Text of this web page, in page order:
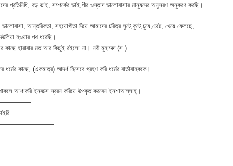
প্রতিনিধি, বড় ভাই, সম্পর্কের ভাই,পীর ওস্তাদ ভালোবাসার মানুষদের অনুসরণ অনুকরণ করছি।
আন্তরিকতা, সহযোগীতা দিয়ে আমাদের চরিত্র লুটে,কুটে,চুষে,চেটে, খেয়ে ফেলছে,
হওয়ার পথ ধরেছি।
কাছে হারাবার মত আর কিছুই রইলো না। নবী মুহাম্মদ (স:)
কাছে, (একমাত্র) আদর্শ হিসেবে গ্রহণ করি ধর্মের বার্তাবাহককে।
আশাক‌রি ইনবক্সে স্বরন করিয়ে উপকৃত করবেন ইনশাআল্লাহ্।
————
———————–